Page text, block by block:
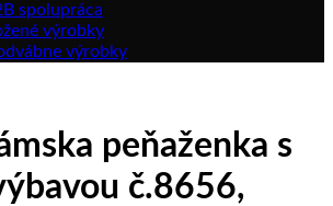
spolupráca
výrobky
výrobky
peňaženka s
č.8656,